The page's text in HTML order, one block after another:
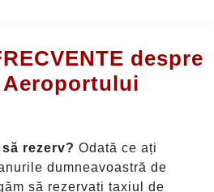
despre
rezerv? Odată ce ați
dumneavoastră de
să rezervați taxiul de